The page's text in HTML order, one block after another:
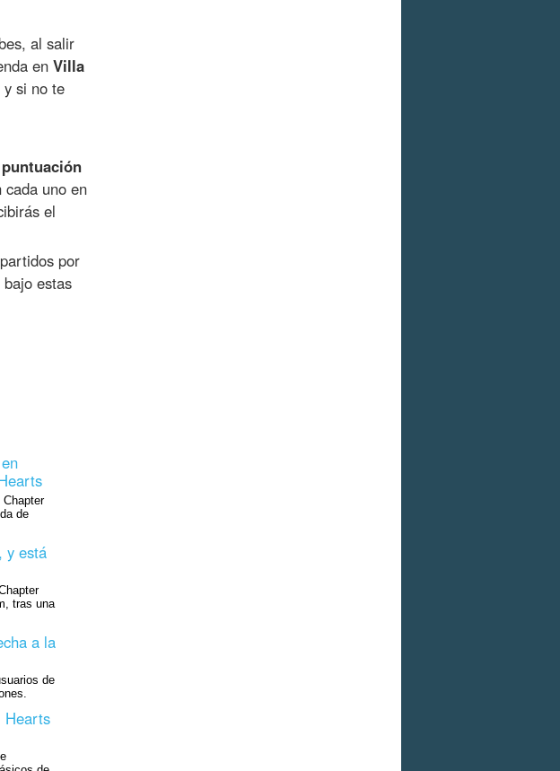
al salir
en Villa
si no te
puntuación
cada uno en
el
por
estas
de
y está
tras una
a la
de
Hearts